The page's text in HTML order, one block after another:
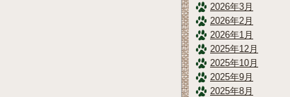
2026年3月
2026年2月
2026年1月
2025年12月
2025年10月
2025年9月
2025年8月